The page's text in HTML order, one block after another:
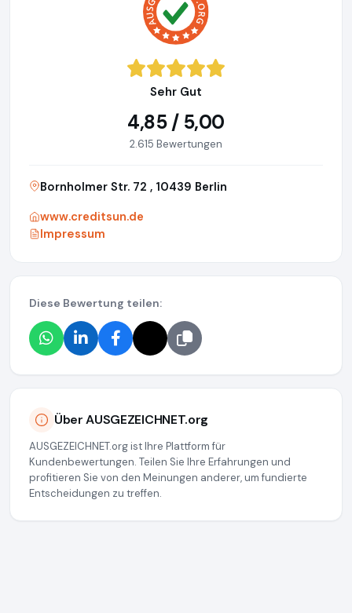
Sehr Gut
4,85 / 5,00
2.615 Bewertungen
Bornholmer Str. 72 , 10439 Berlin
www.creditsun.de
Impressum
Diese Bewertung teilen:
Über AUSGEZEICHNET.org
AUSGEZEICHNET.org ist Ihre Plattform für
Kundenbewertungen. Teilen Sie Ihre Erfahrungen und
profitieren Sie von den Meinungen anderer, um fundierte
Entscheidungen zu treffen.